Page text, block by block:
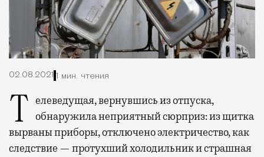
02.08.2021 1 мин. чтения
Телеведущая, вернувшись из отпуска, обнаружила неприятный сюрприз: из щитка
вырваны приборы, отключено электричество, как
следствие — протухший холодильник и страшная